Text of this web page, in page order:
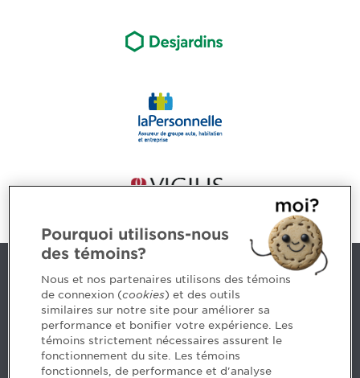
Nous joindre
5, Place Ville Marie, bureau 800, Montréal (Québec)
H3B 2G2
www.cpaquebec.ca
Pourquoi utilisons-nous
des témoins?
Nous et nos partenaires utilisons des témoins
de connexion (cookies) et des outils
similaires sur notre site pour améliorer sa
performance et bonifier votre expérience. Les
témoins strictement nécessaires assurent le
fonctionnement du site. Les témoins
fonctionnels, de performance et d'analyse